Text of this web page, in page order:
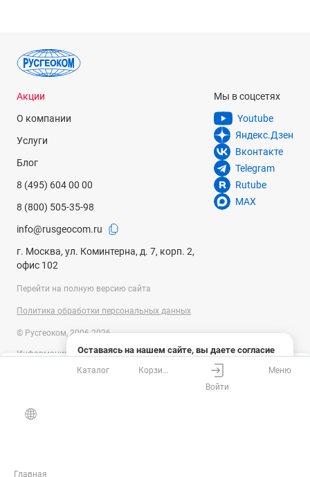
Оставаясь на нашем сайте, вы даете согласие
на использование файлов cookies и сбор данных
системами веб-аналитики
Акции
О компании
Услуги
Блог
8 (495) 604 00 00
8 (800) 505-35-98
info@rusgeocom.ru
г. Москва, ул. Коминтерна, д. 7, корп. 2,
офис 102
Мы в соцсетях
Youtube
Яндекс.Дзен
Вконтакте
Telegram
Rutube
MAX
Перейти на полную версию сайта
Политика обработки персональных данных
© Русгеоком, 2006-2026
Информация на сайте носит справочный характер и не является
публичной офертой, определяемой положениями Статьи 437
Гражданского кодекса Российской Федерации. Технические
изменены производителем без предварительного уведомления.
Уточняйте информацию у наших менеджеров.
Главная
Каталог
Корзина
Войти
Меню